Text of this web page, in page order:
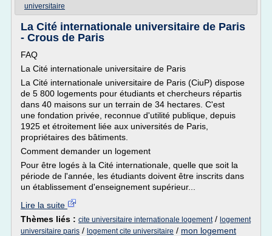
universitaire
La Cité internationale universitaire de Paris
- Crous de Paris
FAQ
La Cité internationale universitaire de Paris
La Cité internationale universitaire de Paris (CiuP) dispose
de 5 800 logements pour étudiants et chercheurs répartis
dans 40 maisons sur un terrain de 34 hectares. C'est
une fondation privée, reconnue d'utilité publique, depuis
1925 et étroitement liée aux universités de Paris,
propriétaires des bâtiments.
Comment demander un logement
Pour être logés à la Cité internationale, quelle que soit la
période de l'année, les étudiants doivent être inscrits dans
un établissement d'enseignement supérieur...
Lire la suite
Thèmes liés : cite universitaire internationale logement/ logement
universitaire paris / logement cite universitaire / mon logement